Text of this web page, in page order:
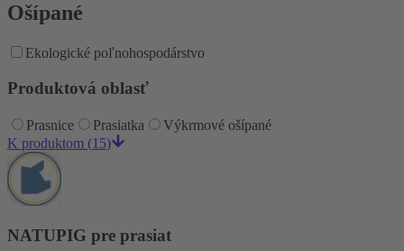
Ošípané
Ekologické poľnohospodárstvo
Produktová oblasť
Prasnice Prasiatka
Výkrmové ošípané
K produktom (15)
NATUPIG pre prasiat